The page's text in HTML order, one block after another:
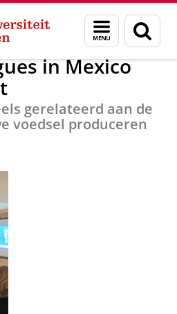
Menu
en
zoeken
in Mexico
gerelateerd aan de
voedsel produceren